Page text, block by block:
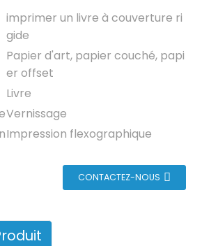
imprimer un livre à couverture ri
gide
Papier d'art, papier couché, papi
er offset
Livre
Vernissage
Impression flexographique
CONTACTEZ-NOUS